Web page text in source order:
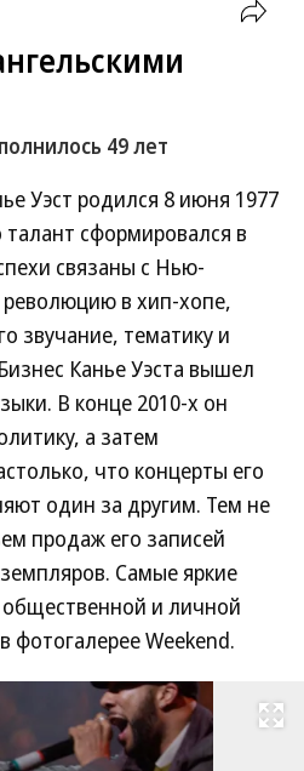
49 лет
Уэст родился 8 июня 1977
талант сформировался в
связаны с Нью-
в хип-хопе,
звучание, тематику и
Канье Уэста вышел
В конце 2010-х он
а затем
что концерты его
один за другим. Тем не
продаж его записей
Самые яркие
и личной
Weekend.
Развернуть